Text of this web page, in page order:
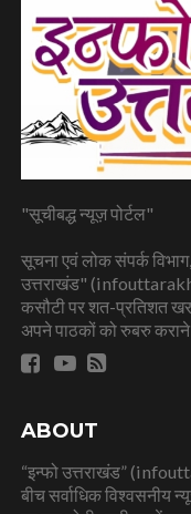
"सूचीबद्ध न्यूज़ पोर्टल"
सूचना एवं लोक संपर्क विभाग,
उत्तराखंड"
कसौटी पर शत-प्रतिशत
अपने पाठकों को रुबरु
ABOUT
“इन्फो उत्तराखंड”
बीच सर्वाधिक विश्वसनीय